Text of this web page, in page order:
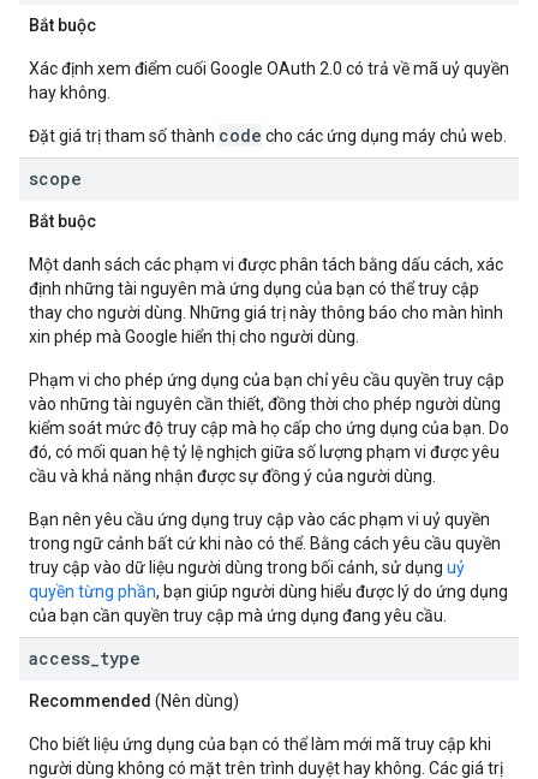
Bắt buộc
Xác định xem điểm cuối Google OAuth 2.0 có trả về mã uỷ quyền
hay không.
Đặt giá trị tham số thành code cho các ứng dụng máy chủ web.
scope
Bắt buộc
Một danh sách các phạm vi được phân tách bằng dấu cách, xác
định những tài nguyên mà ứng dụng của bạn có thể truy cập
thay cho người dùng. Những giá trị này thông báo cho màn hình
xin phép mà Google hiển thị cho người dùng.
Phạm vi cho phép ứng dụng của bạn chỉ yêu cầu quyền truy cập
vào những tài nguyên cần thiết, đồng thời cho phép người dùng
kiểm soát mức độ truy cập mà họ cấp cho ứng dụng của bạn. Do
đó, có mối quan hệ tỷ lệ nghịch giữa số lượng phạm vi được yêu
cầu và khả năng nhận được sự đồng ý của người dùng.
Bạn nên yêu cầu ứng dụng truy cập vào các phạm vi uỷ quyền
trong ngữ cảnh bất cứ khi nào có thể. Bằng cách yêu cầu quyền
truy cập vào dữ liệu người dùng trong bối cảnh, sử dụng uỷ
quyền từng phần, bạn giúp người dùng hiểu được lý do ứng dụng
của bạn cần quyền truy cập mà ứng dụng đang yêu cầu.
access type
Recommended (Nên dùng)
Cho biết liệu ứng dụng của bạn có thể làm mới mã truy cập khi
người dùng không có mặt trên trình duyệt hay không. Các giá trị